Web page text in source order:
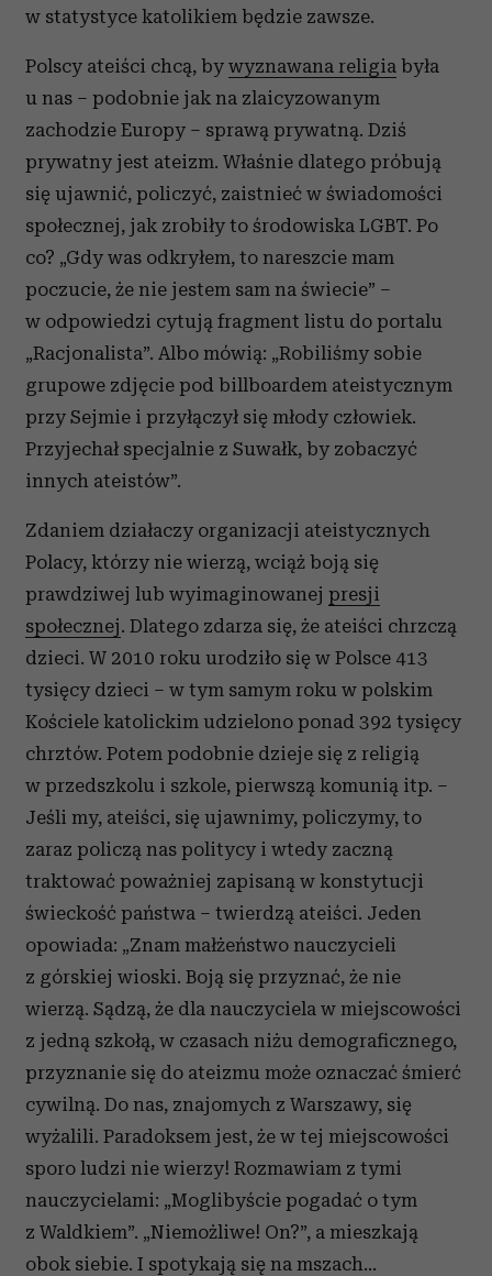
w statystyce katolikiem będzie zawsze.
Polscy ateiści chcą, by wyznawana religia była
u nas – podobnie jak na zlaicyzowanym
zachodzie Europy – sprawą prywatną. Dziś
prywatny jest ateizm. Właśnie dlatego próbują
się ujawnić, policzyć, zaistnieć w świadomości
społecznej, jak zrobiły to środowiska LGBT. Po
co? „Gdy was odkryłem, to nareszcie mam
poczucie, że nie jestem sam na świecie” –
w odpowiedzi cytują fragment listu do portalu
„Racjonalista”. Albo mówią: „Robiliśmy sobie
grupowe zdjęcie pod billboardem ateistycznym
przy Sejmie i przyłączył się młody człowiek.
Przyjechał specjalnie z Suwałk, by zobaczyć
innych ateistów”.
Zdaniem działaczy organizacji ateistycznych
Polacy, którzy nie wierzą, wciąż boją się
prawdziwej lub wyimaginowanej presji
społecznej. Dlatego zdarza się, że ateiści chrzczą
dzieci. W 2010 roku urodziło się w Polsce 413
tysięcy dzieci – w tym samym roku w polskim
Kościele katolickim udzielono ponad 392 tysięcy
chrztów. Potem podobnie dzieje się z religią
w przedszkolu i szkole, pierwszą komunią itp. –
Jeśli my, ateiści, się ujawnimy, policzymy, to
zaraz policzą nas politycy i wtedy zaczną
traktować poważniej zapisaną w konstytucji
świeckość państwa – twierdzą ateiści. Jeden
opowiada: „Znam małżeństwo nauczycieli
z górskiej wioski. Boją się przyznać, że nie
wierzą. Sądzą, że dla nauczyciela w miejscowości
z jedną szkołą, w czasach niżu demograficznego,
przyznanie się do ateizmu może oznaczać śmierć
cywilną. Do nas, znajomych z Warszawy, się
wyżalili. Paradoksem jest, że w tej miejscowości
sporo ludzi nie wierzy! Rozmawiam z tymi
nauczycielami: „Moglibyście pogadać o tym
z Waldkiem”. „Niemożliwe! On?”, a mieszkają
obok siebie. I spotykają się na mszach…